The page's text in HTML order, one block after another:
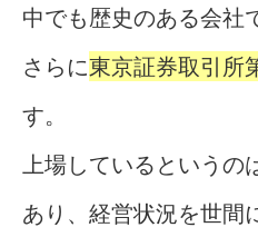
中でも歴史のある会社
さらに東京証券取引所
す。
上場しているというの
あり、経営状況を世間